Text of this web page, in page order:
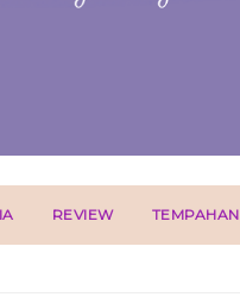
REVIEW TEMPAHAN